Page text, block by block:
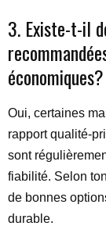
3. Existe-t-il
économiques?
Oui, certaines
rapport qualité-
sont
fiabilité. Selon
de bonnes
durable.